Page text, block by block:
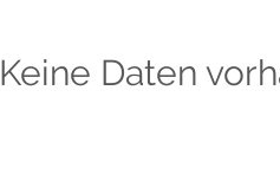
Keine Daten